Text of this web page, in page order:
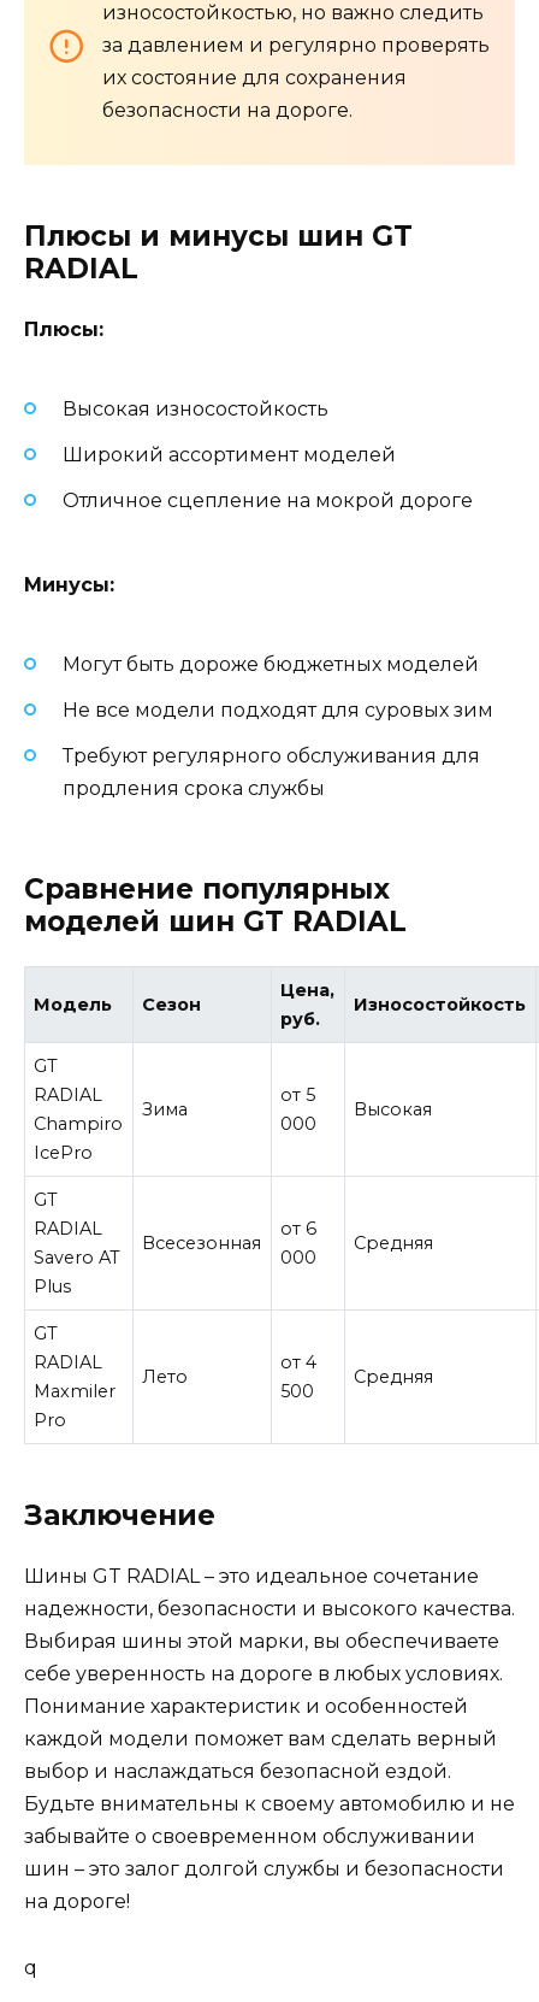
износостойкостью, но важно следить
за давлением и регулярно проверять
их состояние для сохранения
безопасности на дороге.
Плюсы и минусы шин GT
RADIAL
Плюсы:
Высокая износостойкость
Широкий ассортимент моделей
Отличное сцепление на мокрой дороге
Минусы:
Могут быть дороже бюджетных моделей
Не все модели подходят для суровых зим
Требуют регулярного обслуживания для
продления срока службы
Сравнение популярных
моделей шин GT RADIAL
Модель Сезон
Цена,
руб.
Износостойкость
GT
RADIAL
Champiro
IcePro
Зима
от 5
000
Высокая
GT
RADIAL
Savero AT
Plus
Всесезонная
от 6
000
Средняя
GT
RADIAL
Maxmiler
Pro
Лето
от 4
500
Средняя
Заключение
Шины GT RADIAL – это идеальное сочетание
надежности, безопасности и высокого качества.
Выбирая шины этой марки, вы обеспечиваете
себе уверенность на дороге в любых условиях.
Понимание характеристик и особенностей
каждой модели поможет вам сделать верный
выбор и наслаждаться безопасной ездой.
Будьте внимательны к своему автомобилю и не
забывайте о своевременном обслуживании
шин – это залог долгой службы и безопасности
на дороге!
q